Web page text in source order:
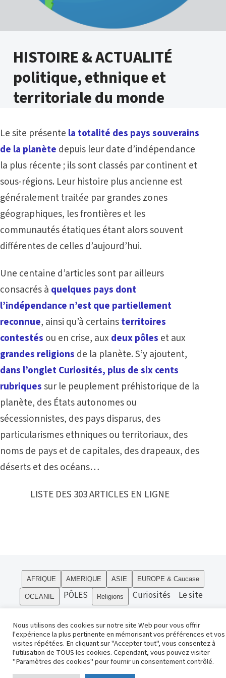
HISTOIRE & ACTUALITÉ
politique, ethnique et
territoriale du monde
Le site présente la totalité des pays souverains
de la planète depuis leur date d’indépendance
la plus récente ; ils sont classés par continent et
sous-régions. Leur histoire plus ancienne est
généralement traitée par grandes zones
géographiques, les frontières et les
communautés étatiques étant alors souvent
différentes de celles d’aujourd’hui.
Une centaine d’articles sont par ailleurs
consacrés à quelques pays dont
l’indépendance n’est que partiellement
reconnue, ainsi qu’à certainsterritoires
contestés ou en crise, aux deux pôles et aux
grandes religions de la planète. S’y ajoutent,
dans l’onglet Curiosités, plus de six cents
rubriquessur le peuplement préhistorique de la
planète, des États autonomes ou
sécessionnistes, des pays disparus, des
particularismes ethniques ou territoriaux, des
noms de pays et de capitales, des drapeaux, des
déserts et des océans…
LISTE DES 303 ARTICLES EN LIGNE
AFRIQUE AMERIQUE ASIE EUROPE & Caucase
OCEANIE PÔLES Religions Curiosités
Le site
© 2022 - GEOPOGILLES.FR -Mentions légales
Nous utilisons des cookies sur notre site Web pour vous offrir
l'expérience la plus pertinente en mémorisant vos préférences et vos
visites répétées. En cliquant sur "Accepter tout", vous consentez à
l'utilisation de TOUS les cookies. Cependant, vous pouvez visiter
"Paramètres des cookies" pour fournir un consentement contrôlé.